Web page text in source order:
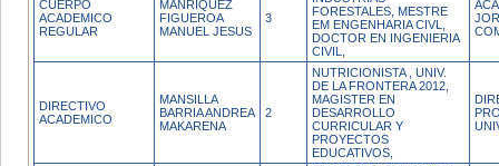
CUERPO
ACADEMICO
REGULAR
MANRIQUEZ
FIGUEROA
MANUEL JESUS
3
FORESTALES, MESTRE
EM ENGENHARIA CIVL,
DOCTOR EN INGENIERIA
CIVIL,
DIRECTIVO
ACADEMICO
MANSILLA
BARRIA ANDREA
MAKARENA
2
NUTRICIONISTA , UNIV.
DE LA FRONTERA 2012,
MAGISTER EN
DESARROLLO
CURRICULAR Y
PROYECTOS
EDUCATIVOS,